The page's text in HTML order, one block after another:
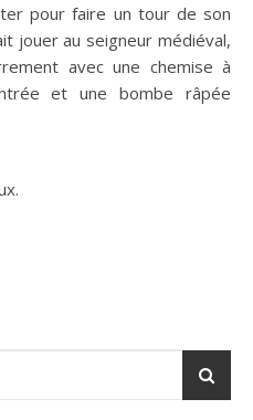
pour faire un tour de son
jouer au seigneur médiéval,
avec une chemise à
et une bombe râpée